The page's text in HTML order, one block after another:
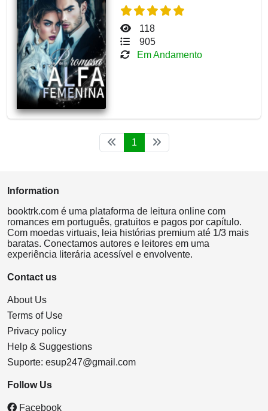
118
905
Em Andamento
1
Information
booktrk.com é uma plataforma de leitura online com
romances em português, gratuitos e pagos por capítulo.
Com moedas virtuais, leia histórias premium até 1/3 mais
baratas. Conectamos autores e leitores em uma
experiência literária acessível e envolvente.
Contact us
About Us
Terms of Use
Privacy policy
Help & Suggestions
Suporte: esup247@gmail.com
Follow Us
Facebook